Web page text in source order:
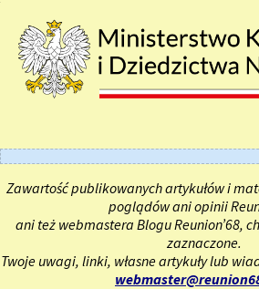
Zawartość publikowanych artykułów i
poglądów ani opinii
ani też webmastera Blogu Reunion’68,
zaznaczone.
Twoje uwagi, linki, własne artykuły lub